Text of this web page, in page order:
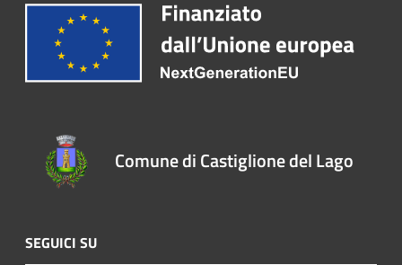
Comune di Castiglione del Lago
SEGUICI SU